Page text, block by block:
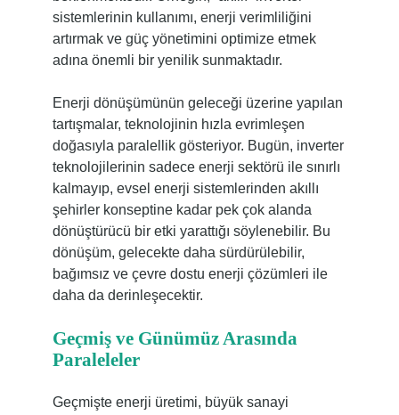
sistemlerinin kullanımı, enerji verimliliğini
artırmak ve güç yönetimini optimize etmek
adına önemli bir yenilik sunmaktadır.
Enerji dönüşümünün geleceği üzerine yapılan
tartışmalar, teknolojinin hızla evrimleşen
doğasıyla paralellik gösteriyor. Bugün, inverter
teknolojilerinin sadece enerji sektörü ile sınırlı
kalmayıp, evsel enerji sistemlerinden akıllı
şehirler konseptine kadar pek çok alanda
dönüştürücü bir etki yarattığı söylenebilir. Bu
dönüşüm, gelecekte daha sürdürülebilir,
bağımsız ve çevre dostu enerji çözümleri ile
daha da derinleşecektir.
Geçmiş ve Günümüz Arasında
Paraleleler
Geçmişte enerji üretimi, büyük sanayi